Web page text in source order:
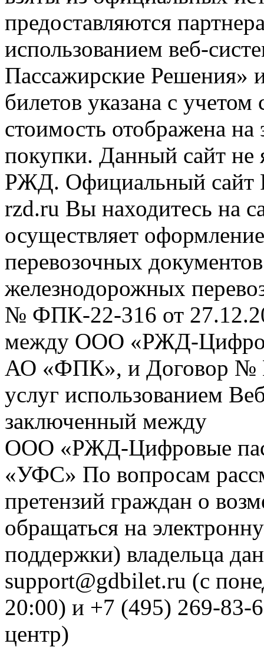
предоставляются
использованием веб-
Пассажирские
билетов указана с
стоимость отображена
покупки. Данный сайт не
РЖД. Официальный сайт
rzd.ru Вы находитесь на
осуществляет
перевозочных
железнодорожных
№ ФПК-22-316 от
между ООО «РЖД-
АО «ФПК», и Договор №
услуг использованием
заключенный между
ООО «РЖД-Цифровые
«УФС» По вопросам
претензий граждан о
обращаться на
поддержки) владельца
support@gdbilet.ru (с
20:00) и +7 (495) 269-83-
центр)